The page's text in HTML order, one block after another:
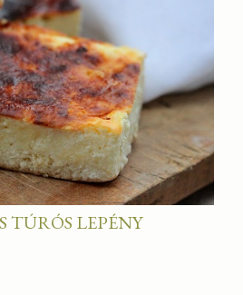
TÚRÓS LEPÉNY